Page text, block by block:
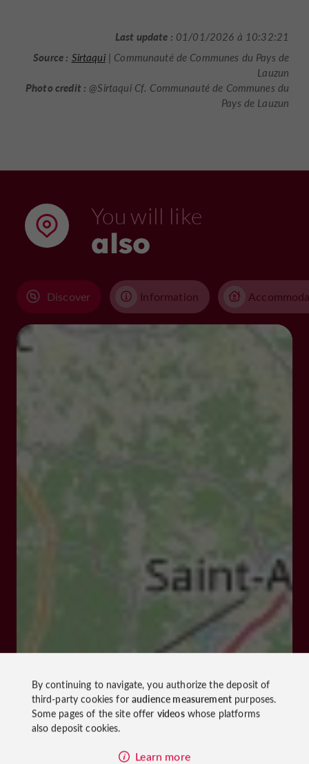
Last update : 01/01/2026 à 10:32:21
Source : Sirtaqui| Communauté de Communes du Pays de
Lauzun
Photo credit : @Sirtaqui Cf. Communauté de Communes du
Pays de Lauzun
You will like
also
Discover Information
By continuing to navigate, you authorize the deposit of
third-party cookies foraudience measurementpurposes.
Some pages of the site offer videoswhose platforms
also deposit cookies.
Learn more